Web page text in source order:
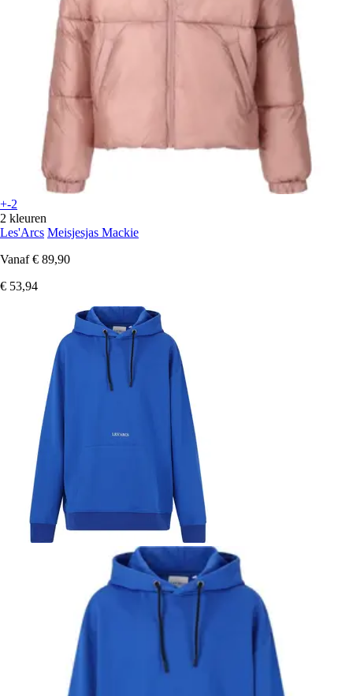
+-2
2 kleuren
Les'Arcs Meisjesjas Mackie
Vanaf € 89,90
€ 53,94